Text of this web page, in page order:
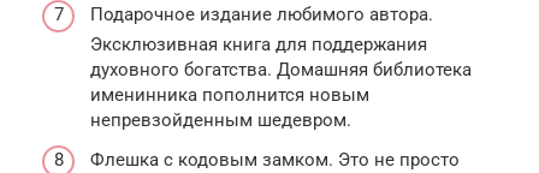
Подарочное издание любимого автора.
Эксклюзивная книга для поддержания
духовного богатства. Домашняя библиотека
именинника пополнится новым
непревзойденным шедевром.
Флешка с кодовым замком. Это не просто